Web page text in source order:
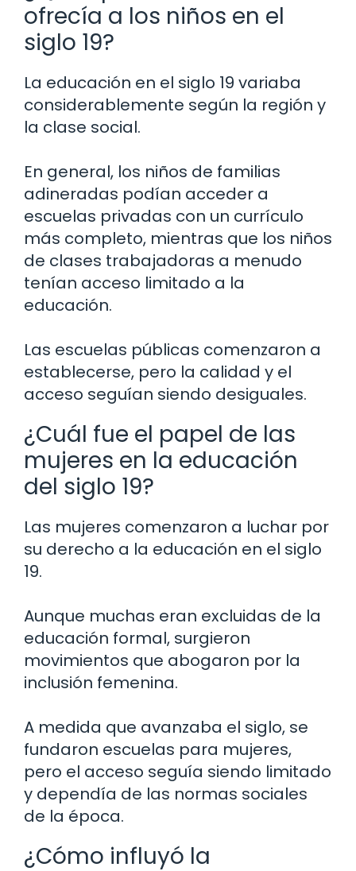
ofrecía a los niños en el
siglo 19?
La educación en el siglo 19 variaba
considerablemente según la región y
la clase social.
En general, los niños de familias
adineradas podían acceder a
escuelas privadas con un currículo
más completo, mientras que los niños
de clases trabajadoras a menudo
tenían acceso limitado a la
educación.
Las escuelas públicas comenzaron a
establecerse, pero la calidad y el
acceso seguían siendo desiguales.
¿Cuál fue el papel de las
mujeres en la educación
del siglo 19?
Las mujeres comenzaron a luchar por
su derecho a la educación en el siglo
19.
Aunque muchas eran excluidas de la
educación formal, surgieron
movimientos que abogaron por la
inclusión femenina.
A medida que avanzaba el siglo, se
fundaron escuelas para mujeres,
pero el acceso seguía siendo limitado
y dependía de las normas sociales
de la época.
¿Cómo influyó la